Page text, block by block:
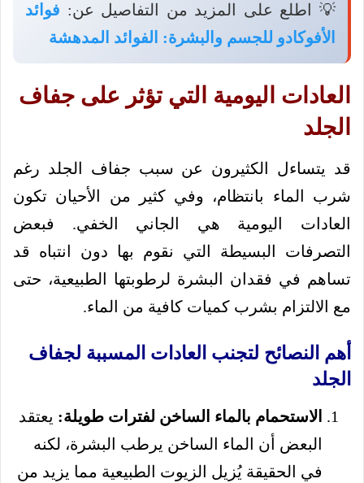
💡 اطلع على المزيد من التفاصيل عن: فوائد
الأفوكادو للجسم والبشرة: الفوائد المدهشة
العادات اليومية التي تؤثر على جفاف
الجلد
قد يتساءل الكثيرون عن سبب جفاف الجلد رغم
شرب الماء بانتظام، وفي كثير من الأحيان تكون
العادات اليومية هي الجاني الخفي. فبعض
التصرفات البسيطة التي نقوم بها دون انتباه قد
تساهم في فقدان البشرة لرطوبتها الطبيعية، حتى
مع الالتزام بشرب كميات كافية من الماء.
أهم النصائح لتجنب العادات المسببة لجفاف
الجلد
الاستحمام بالماء الساخن لفترات طويلة: يعتقد
البعض أن الماء الساخن يرطب البشرة، لكنه
في الحقيقة يُزيل الزيوت الطبيعية مما يزيد من